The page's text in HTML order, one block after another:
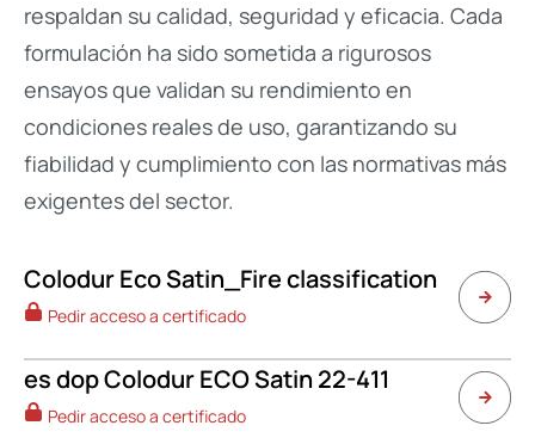
respaldan su calidad, seguridad y eficacia. Cada
formulación ha sido sometida a rigurosos
ensayos que validan su rendimiento en
condiciones reales de uso, garantizando su
fiabilidad y cumplimiento con las normativas más
exigentes del sector.
Colodur Eco Satin_Fire classification
Pedir acceso a certificado
es dop Colodur ECO Satin 22-411
Pedir acceso a certificado